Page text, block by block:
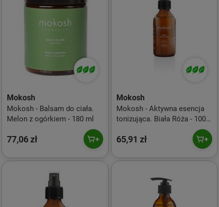
Mokosh
Mokosh - Balsam do ciała.
Melon z ogórkiem - 180 ml
77,06 zł
Mokosh
Mokosh - Aktywna esencja
tonizująca. Biała Róża - 100
65,91 zł